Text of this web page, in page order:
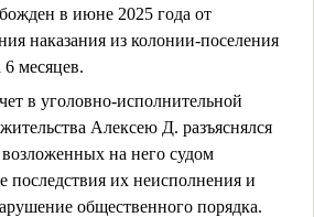
в июне 2025 года от
наказания из колонии-поселения
месяцев.
в уголовно-исполнительной
Алексею Д. разъяснялся
на него судом
последствия их неисполнения и
общественного порядка.